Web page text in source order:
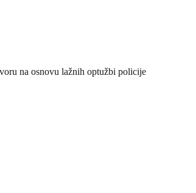
na osnovu lažnih optužbi policije